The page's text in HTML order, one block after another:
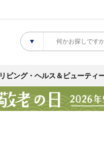
リビング・ヘルス＆ビューティ